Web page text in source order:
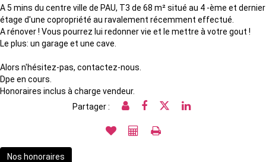
A 5 mins du centre ville de PAU, T3 de 68 m² situé au 4 -ème et dernier
étage d'une copropriété au ravalement récemment effectué.
A rénover ! Vous pourrez lui redonner vie et le mettre à votre gout !
Le plus: un garage et une cave.
Alors n'hésitez-pas, contactez-nous.
Dpe en cours.
Honoraires inclus à charge vendeur.
Partager :
Nos honoraires